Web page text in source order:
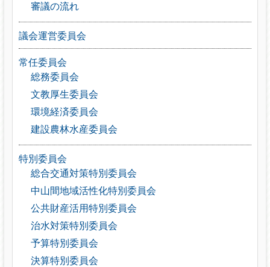
審議の流れ
議会運営委員会
常任委員会
総務委員会
文教厚生委員会
環境経済委員会
建設農林水産委員会
特別委員会
総合交通対策特別委員会
中山間地域活性化特別委員会
公共財産活用特別委員会
治水対策特別委員会
予算特別委員会
決算特別委員会